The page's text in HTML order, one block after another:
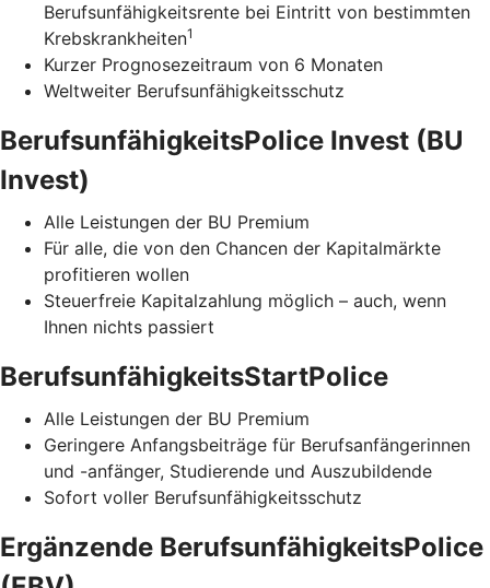
Berufsunfähigkeitsrente bei Eintritt von bestimmten
Krebskrankheiten1
Kurzer Prognosezeitraum von 6 Monaten
Weltweiter Berufsunfähigkeitsschutz
BerufsunfähigkeitsPolice Invest (BU
Invest)
Alle Leistungen der BU Premium
Für alle, die von den Chancen der Kapitalmärkte
profitieren wollen
Steuerfreie Kapitalzahlung möglich – auch, wenn
Ihnen nichts passiert
BerufsunfähigkeitsStartPolice
Alle Leistungen der BU Premium
Geringere Anfangsbeiträge für Berufsanfängerinnen
und -anfänger, Studierende und Auszubildende
Sofort voller Berufsunfähigkeitsschutz
Ergänzende BerufsunfähigkeitsPolice